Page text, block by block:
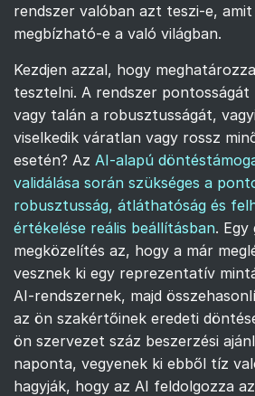
rendszer valóban azt teszi-e,
megbízható-e a való világban.
Kezdjen azzal, hogy
tesztelni. A rendszer pontosságát
vagy talán a robusztusságát,
viselkedik váratlan vagy rossz
esetén? Az AI-alapú
validálása során szükséges a
robusztusság, átláthatóság és
értékelése reális beállításban. Egy
megközelítés az, hogy a már
vesznek ki egy reprezentatív
AI-rendszernek, majd
az ön szakértőinek eredeti
ön szervezet száz beszerzési
naponta, vegyenek ki ebből tíz
hagyják, hogy az AI feldolgozza